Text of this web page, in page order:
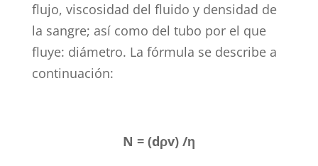
flujo, viscosidad del fluido y densidad de
la sangre; así como del tubo por el que
fluye: diámetro. La fórmula se describe a
continuación:
N = (dρv) /η